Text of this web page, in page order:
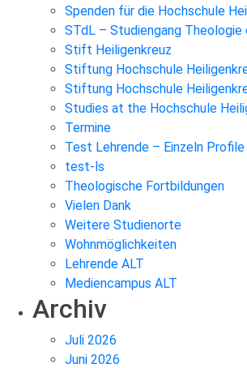
Spenden für die Hochschule
STdL – Studiengang Theologie
Stift Heiligenkreuz
Stiftung Hochschule
Stiftung Hochschule
Studies at the Hochschule
Termine
Test Lehrende – Einzeln Profile
test-ls
Theologische Fortbildungen
Vielen Dank
Weitere Studienorte
Wohnmöglichkeiten
Lehrende ALT
Mediencampus ALT
Archiv
Juli 2026
Juni 2026